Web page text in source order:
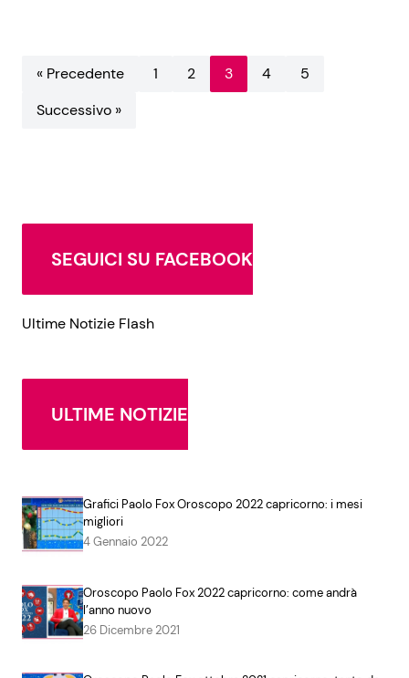
« Precedente 1 2 3 4
5
Successivo »
SEGUICI SU FACEBOOK
Ultime Notizie Flash
ULTIME NOTIZIE
Grafici Paolo Fox Oroscopo 2022 capricorno: i mesi
migliori
4 Gennaio 2022
Oroscopo Paolo Fox 2022 capricorno: come andrà
l’anno nuovo
26 Dicembre 2021